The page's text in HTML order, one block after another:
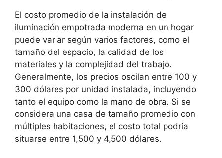
El costo promedio de la instalación de
iluminación empotrada moderna en un hogar
puede variar según varios factores, como el
tamaño del espacio, la calidad de los
materiales y la complejidad del trabajo.
Generalmente, los precios oscilan entre 100 y
300 dólares por unidad instalada, incluyendo
tanto el equipo como la mano de obra. Si se
considera una casa de tamaño promedio con
múltiples habitaciones, el costo total podría
situarse entre 1,500 y 4,500 dólares.